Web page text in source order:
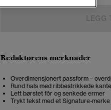
LEGG
Redaktørens merknader
Overdimensjonert passform –
Rund hals med ribbestrikkede
Lett børstet fôr og senkede ermer
Trykt tekst med et Signature-merke